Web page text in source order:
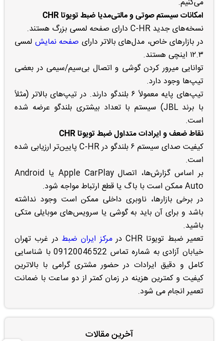
امکانات سیستم صوتی و مالتی‌مدیاضبط تویوتا CHR
نسخه‌های جدید C-HR دارای صفحه لمسی بزرگ هستند.
در بازارهای خاص، مدل‌های بالاتر دارای صفحه نمایش لمسی
۱۲.۳ اینچی هستند.
توانایی میرور کردن گوشی و اتصال بی‌سیم/سیمی در بعضی
تیپ‌ها وجود دارد.
تیپ‌های پایه معمولاً ۶ بلندگو دارند. در تیپ‌های بالاتر (مثلاً
با برند JBL) سیستم با تعداد بیشتری بلندگو عرضه شده
است.
نقاط ضعف و ایرادات متداول ضبط تویوتا CHR
کیفیت صدای سیستم ۶ بلندگو در C-HR پایین‌تر ارزیابی شده
است.
بر اساس گزارش‌ها، اتصال Apple CarPlay یا Android
Auto ممکن است با باگ یا قطع ارتباط مواجه شود.
در برخی بازارها، ناوبری داخلی ممکن است وجود نداشته
باشد و برای آن باید به گوشی یا سرویس‌های موبایلی متکی
باشید.
تعمیر ضبط تویوتا CHR در
مرکز ایران ضبط در غرب تهران
خیابان آزادی به شماره تماس 09120046522 با شناسایی
کامل و دقیق ایرادات در حضور مشتری گرامی با بالاترین
کیفیت و کمترین هزینه در زمان کمتر از دو ساعت با ضمانت
تعمیر انجام می شود.
آخرین مقالات